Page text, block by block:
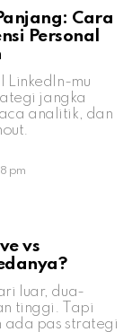
Cara
Personal
LinkedIn-mu
jangka
analitik, dan
pm
vs
luar, dua-
tinggi. Tapi
ada pas strategi